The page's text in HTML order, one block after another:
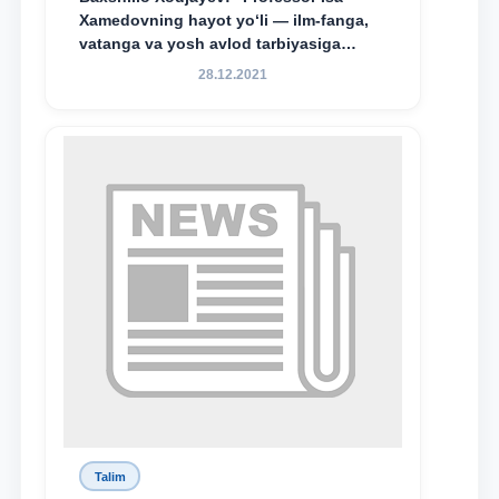
Xamedovning hayot yo‘li — ilm-fanga,
vatanga va yosh avlod tarbiyasiga
sodiqlikning oliy namunasidir”.
28.12.2021
Talim